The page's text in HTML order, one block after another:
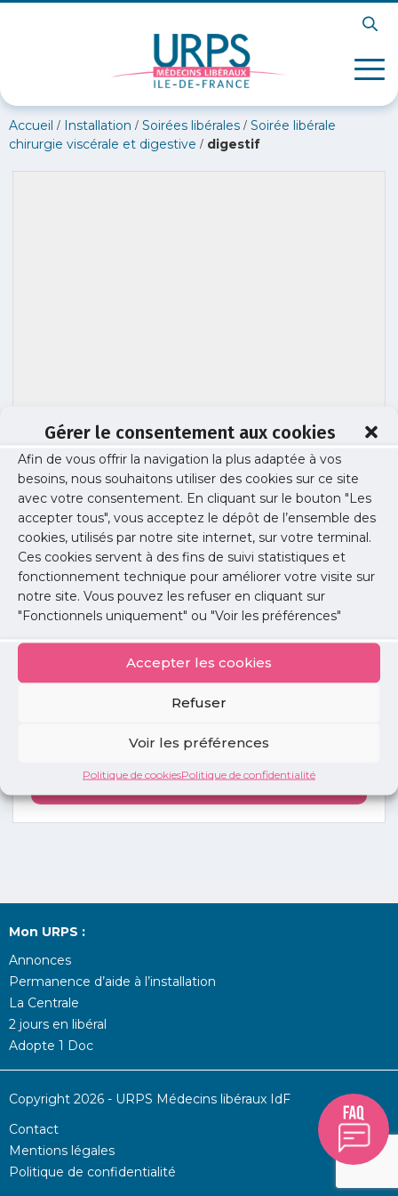
Gérer le consentement aux cookies
Afin de vous offrir la navigation la plus adaptée à vos
besoins, nous souhaitons utiliser des cookies sur ce site
avec votre consentement. En cliquant sur le bouton "Les
accepter tous", vous acceptez le dépôt de l’ensemble des
cookies, utilisés par notre site internet, sur votre terminal.
Ces cookies servent à des fins de suivi statistiques et
fonctionnement technique pour améliorer votre visite sur
notre site. Vous pouvez les refuser en cliquant sur
"Fonctionnels uniquement" ou "Voir les préférences"
Accepter les cookies
Refuser
Voir les préférences
Politique de cookiesPolitique de confidentialité
Accueil / Installation / Soirées libérales / Soirée libérale
chirurgie viscérale et digestive / digestif
digestif
Publié le : 30 novembre 2023
Partager cet article :
annonces
Mon URPS :
Annonces
Permanence d’aide à l’installation
La Centrale
2 jours en libéral
Adopte 1 Doc
Copyright 2026 - URPS Médecins libéraux IdF
Contact
Mentions légales
Politique de confidentialité